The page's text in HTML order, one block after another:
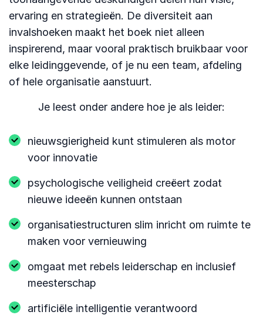
ervaring en strategieën. De diversiteit aan
invalshoeken maakt het boek niet alleen
inspirerend, maar vooral praktisch bruikbaar voor
elke leidinggevende, of je nu een team, afdeling
of hele organisatie aanstuurt.
Je leest onder andere hoe je als leider:
nieuwsgierigheid kunt stimuleren als motor
voor innovatie
psychologische veiligheid creëert zodat
nieuwe ideeën kunnen ontstaan
organisatiestructuren slim inricht om ruimte te
maken voor vernieuwing
omgaat met rebels leiderschap en inclusief
meesterschap
artificiële intelligentie verantwoord